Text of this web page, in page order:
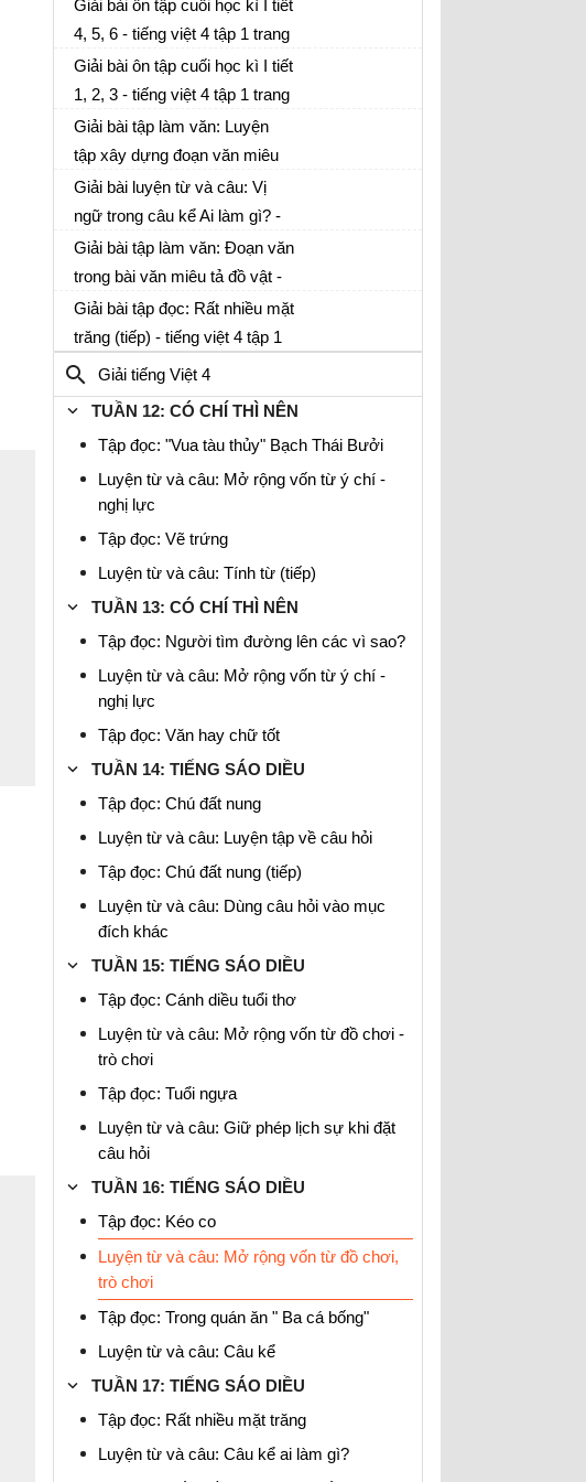
Giải bài ôn tập cuối học kì I tiết
4, 5, 6 - tiếng việt 4 tập 1 trang
175
Giải bài ôn tập cuối học kì I tiết
1, 2, 3 - tiếng việt 4 tập 1 trang
174
Giải bài tập làm văn: Luyện
tập xây dựng đoạn văn miêu
tả đồ vật - tiếng việt 4 tập 1
trang 172
Giải bài luyện từ và câu: Vị
ngữ trong câu kể Ai làm gì? -
tiếng việt 4 tập 1 trang 171
Giải bài tập làm văn: Đoạn văn
trong bài văn miêu tả đồ vật -
tiếng việt 4 tập 1 trang 169
Giải bài tập đọc: Rất nhiều mặt
trăng (tiếp) - tiếng việt 4 tập 1
trang 168
Giải tiếng Việt 4
Kể chuyện được chứng kiến hoặc tham gia
chuyện
người thân
Ôn tập giữa học kì I tiết 4, 5, 6
TUẦN 11: CÓ CHÍ THÌ NÊN
Tập đọc: Ông trạng thả diều
Luyện tập về động từ
Tập đọc: Có chí thì nên
Luyện từ và câu: Tính từ
TUẦN 12: CÓ CHÍ THÌ NÊN
Tập đọc: "Vua tàu thủy" Bạch Thái Bưởi
Luyện từ và câu: Mở rộng vốn từ ý chí -
nghị lực
Tập đọc: Vẽ trứng
Luyện từ và câu: Tính từ (tiếp)
TUẦN 13: CÓ CHÍ THÌ NÊN
Tập đọc: Người tìm đường lên các vì sao?
Luyện từ và câu: Mở rộng vốn từ ý chí -
nghị lực
Tập đọc: Văn hay chữ tốt
TUẦN 14: TIẾNG SÁO DIỀU
Tập đọc: Chú đất nung
Luyện từ và câu: Luyện tập về câu hỏi
Tập đọc: Chú đất nung (tiếp)
Luyện từ và câu: Dùng câu hỏi vào mục
đích khác
TUẦN 15: TIẾNG SÁO DIỀU
Tập đọc: Cánh diều tuổi thơ
Luyện từ và câu: Mở rộng vốn từ đồ chơi -
trò chơi
Tập đọc: Tuổi ngựa
Luyện từ và câu: Giữ phép lịch sự khi đặt
câu hỏi
TUẦN 16: TIẾNG SÁO DIỀU
Tập đọc: Kéo co
Luyện từ và câu: Mở rộng vốn từ đồ chơi,
trò chơi
Tập đọc: Trong quán ăn " Ba cá bống"
Luyện từ và câu: Câu kể
TUẦN 17: TIẾNG SÁO DIỀU
Tập đọc: Rất nhiều mặt trăng
Luyện từ và câu: Câu kể ai làm gì?